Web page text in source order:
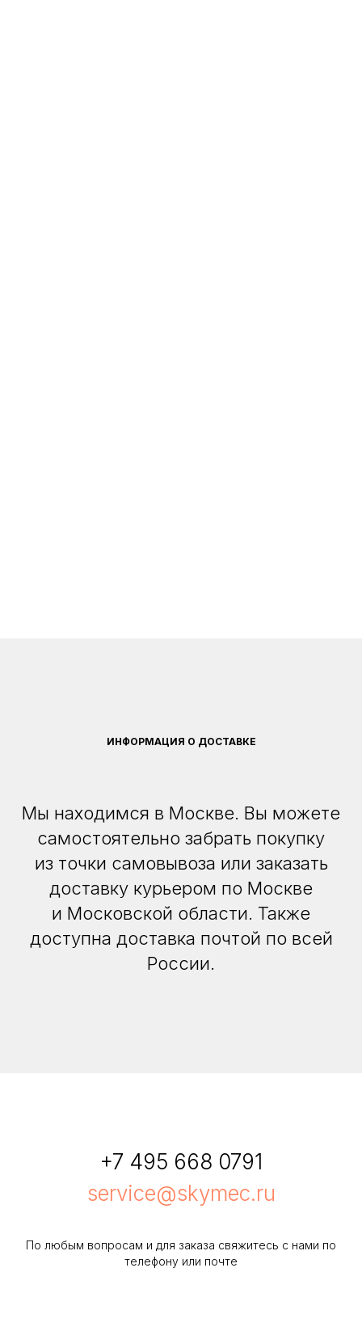
ИНФОРМАЦИЯ О ДОСТАВКЕ
Мы находимся в Москве. Вы можете
самостоятельно забрать покупку
из точки самовывоза или заказать
доставку курьером по Москве
и Московской области. Также
доступна доставка почтой по всей
России.
+7 495 668 0791
service@skymec.ru
По любым вопросам и для заказа свяжитесь с нами по
телефону или почте